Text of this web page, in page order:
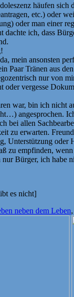
häufen
etc.) oder
oder man einer
dachte ich, dass
mein ansonsten
Paar Tränen aus
nur von
oder vergesse
war, bin ich nicht
angesprochen.
bei allen
zu erwarten.
Unterstützung oder
zu empfinden,
Bürger, ich habe
es nicht]
neben dem Leben,